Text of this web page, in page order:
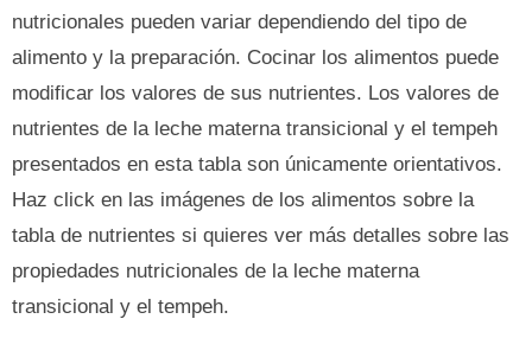
nutricionales pueden variar dependiendo del tipo de
alimento y la preparación. Cocinar los alimentos puede
modificar los valores de sus nutrientes. Los valores de
nutrientes de la leche materna transicional y el tempeh
presentados en esta tabla son únicamente orientativos.
Haz click en las imágenes de los alimentos sobre la
tabla de nutrientes si quieres ver más detalles sobre las
propiedades nutricionales de la leche materna
transicional y el tempeh.